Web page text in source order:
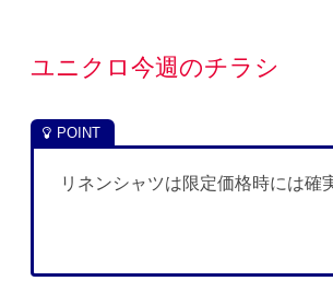
ユニクロ今週のチラシ
リネンシャツは限定価格時には確